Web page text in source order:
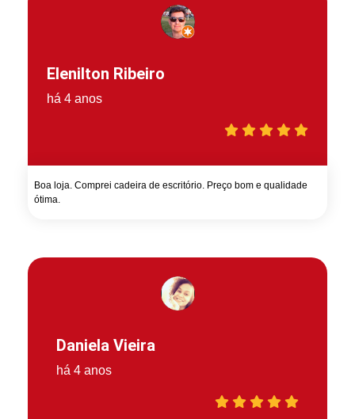
Elenilton Ribeiro
há 4 anos
Boa loja. Comprei cadeira de escritório. Preço bom e qualidade
ótima.
Daniela Vieira
há 4 anos